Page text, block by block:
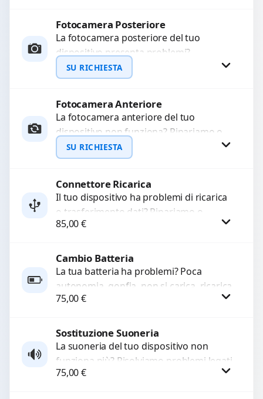
Procedi
Fotocamera Posteriore
La fotocamera posteriore del tuo
dispositivo presenta problemi?
Interveniamo per risolvere guasti come
immagini sfocate, messa a fuoco non
SU RICHIESTA
Richiedi Preventivo
WhatsApp
Fotocamera Anteriore
La fotocamera anteriore del tuo
dispositivo non funziona? Ripariamo o
sostituiamo fotocamere guaste con
problemi come immagini sfocate, messa
SU RICHIESTA
Richiedi Preventivo
Connettore Ricarica
Il tuo dispositivo ha problemi di ricarica
o trasferimento dati? Ripariamo o
sostituiamo connettori di ricarica guasti,
85,00€
Procedi
Cambio Batteria
La tua batteria ha problemi? Poca
autonomia, gonfia, non si carica, ricarica
lenta o cicli di ricarica esauriti?
75,00€
Procedi
Sostituzione Suoneria
La suoneria del tuo dispositivo non
funziona più? Risolviamo problemi legati
a moduli audio difettosi con interventi
75,00€